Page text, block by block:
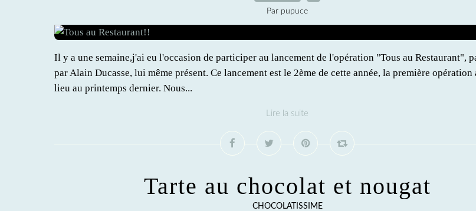
Par pupuce
Il y a une semaine,j'ai eu l'occasion de participer au lancement de l'opération "Tous au Restaurant",
par Alain Ducasse, lui même présent. Ce lancement est le 2ème de cette année, la première opération
lieu au printemps dernier. Nous...
Lire la suite
Tarte au chocolat et nougat
CHOCOLATISSIME